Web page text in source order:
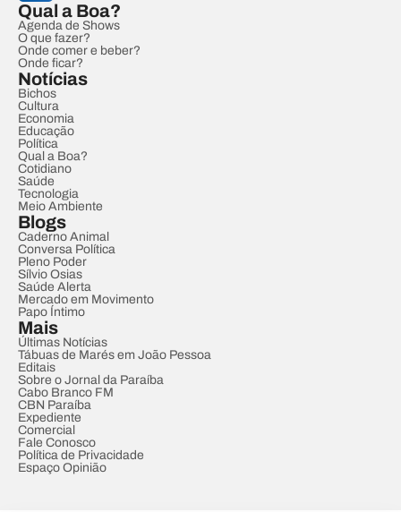
Qual a Boa?
Agenda de Shows
O que fazer?
Onde comer e beber?
Onde ficar?
Notícias
Bichos
Cultura
Economia
Educação
Política
Qual a Boa?
Cotidiano
Saúde
Tecnologia
Meio Ambiente
Blogs
Caderno Animal
Conversa Política
Pleno Poder
Sílvio Osias
Saúde Alerta
Mercado em Movimento
Papo Íntimo
Mais
Últimas Notícias
Tábuas de Marés em João Pessoa
Editais
Sobre o Jornal da Paraíba
Cabo Branco FM
CBN Paraíba
Expediente
Comercial
Fale Conosco
Política de Privacidade
Espaço Opinião